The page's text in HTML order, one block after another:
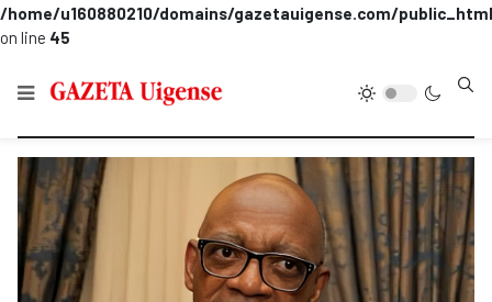
/home/u160880210/domains/gazetauigense.com/
on line 45